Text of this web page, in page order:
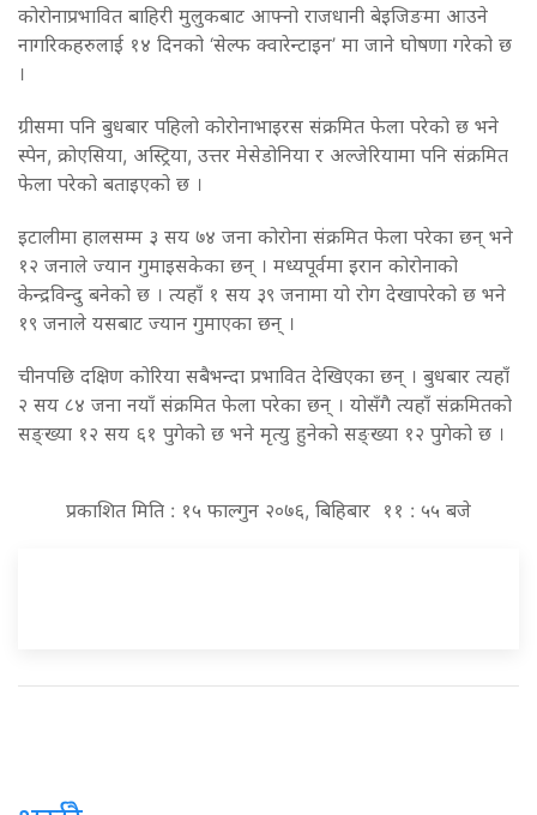
कोरोनाप्रभावित बाहिरी मुलुकबाट आफ्नो राजधानी बेइजिङमा आउने
नागरिकहरुलाई १४ दिनको ‘सेल्फ क्वारेन्टाइन’ मा जाने घोषणा गरेको छ
।
ग्रीसमा पनि बुधबार पहिलो कोरोनाभाइरस संक्रमित फेला परेको छ भने
स्पेन, क्रोएसिया, अस्ट्रिया, उत्तर मेसेडोनिया र अल्जेरियामा पनि संक्रमित
फेला परेको बताइएको छ ।
इटालीमा हालसम्म ३ सय ७४ जना कोरोना संक्रमित फेला परेका छन् भने
१२ जनाले ज्यान गुमाइसकेका छन् । मध्यपूर्वमा इरान कोरोनाको
केन्द्रविन्दु बनेको छ । त्यहाँ १ सय ३९ जनामा यो रोग देखापरेको छ भने
१९ जनाले यसबाट ज्यान गुमाएका छन् ।
चीनपछि दक्षिण कोरिया सबैभन्दा प्रभावित देखिएका छन् । बुधबार त्यहाँ
२ सय ८४ जना नयाँ संक्रमित फेला परेका छन् । योसँगै त्यहाँ संक्रमितको
सङ्ख्या १२ सय ६१ पुगेको छ भने मृत्यु हुनेको सङ्ख्या १२ पुगेको छ ।
प्रकाशित मिति : १५ फाल्गुन २०७६, बिहिबार ११ : ५५ बजे